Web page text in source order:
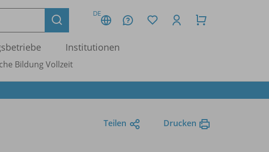
DE
Institutionen
Bildung Vollzeit
Teilen Drucken